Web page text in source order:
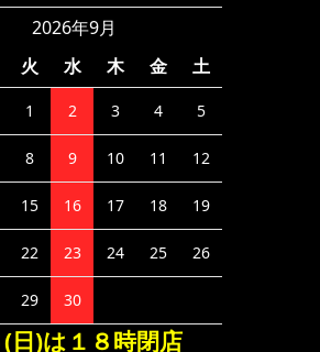
2026年9月
火 水 木 金 土
1 2 3 4 5
8 9 10 11 12
15 16 17 18 19
22 23 24 25 26
29 30
日)は１８時閉店